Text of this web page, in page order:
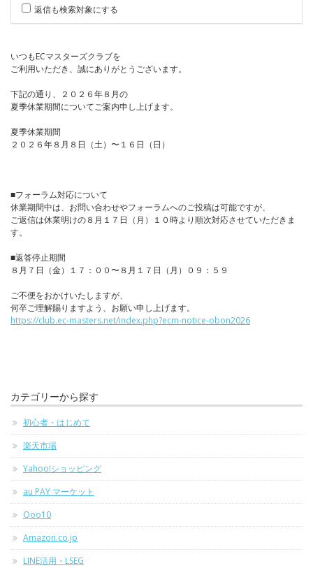
返信も検索対象にする
いつもECマスターズクラブを
ご利用いただき、誠にありがとうございます。
下記の通り、２０２６年８月の
夏季休業期間についてご案内申し上げます。
夏季休業期間
２０２６年８月８日（土）〜１６日（日）
■フォーラム対応について
休業期間中は、お問い合わせやフォーラムへのご投稿は可能ですが、
ご返信は休業明けの８月１７日（月）１０時より順次対応させていただきま
す。
■返答停止期間
８月７日（金）１７：００〜８月１７日（月）０９：５９
ご不便をおかけいたしますが、
何卒ご理解賜りますよう、お願い申し上げます。
https://club.ec-masters.net/index.php?ecm-notice-obon2026
カテゴリーから探す
初心者・はじめて
楽天市場
Yahoo!ショッピング
au PAY マーケット
Qoo10
Amazon.co.jp
LINE活用・LSEG